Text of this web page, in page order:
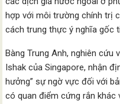
hợp với môi trường chính trị
cách trung thực ý nghĩa gốc
Bàng Trung Anh, nghiên cứu
Ishak của Singapore, nhận
hưởng” sự ngờ vực đối với
có quan điểm cứng rắn khác